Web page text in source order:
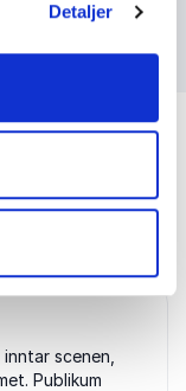
Detaljer
scenen,
Publikum